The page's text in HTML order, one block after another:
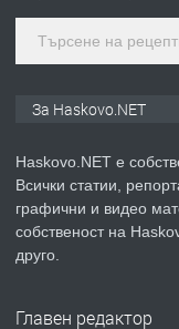
ПРЕДЛАГА
За Haskovo.NET
Haskovo.NET е
Всички статии,
графични и видео
собственост на
друго.
Главен редактор